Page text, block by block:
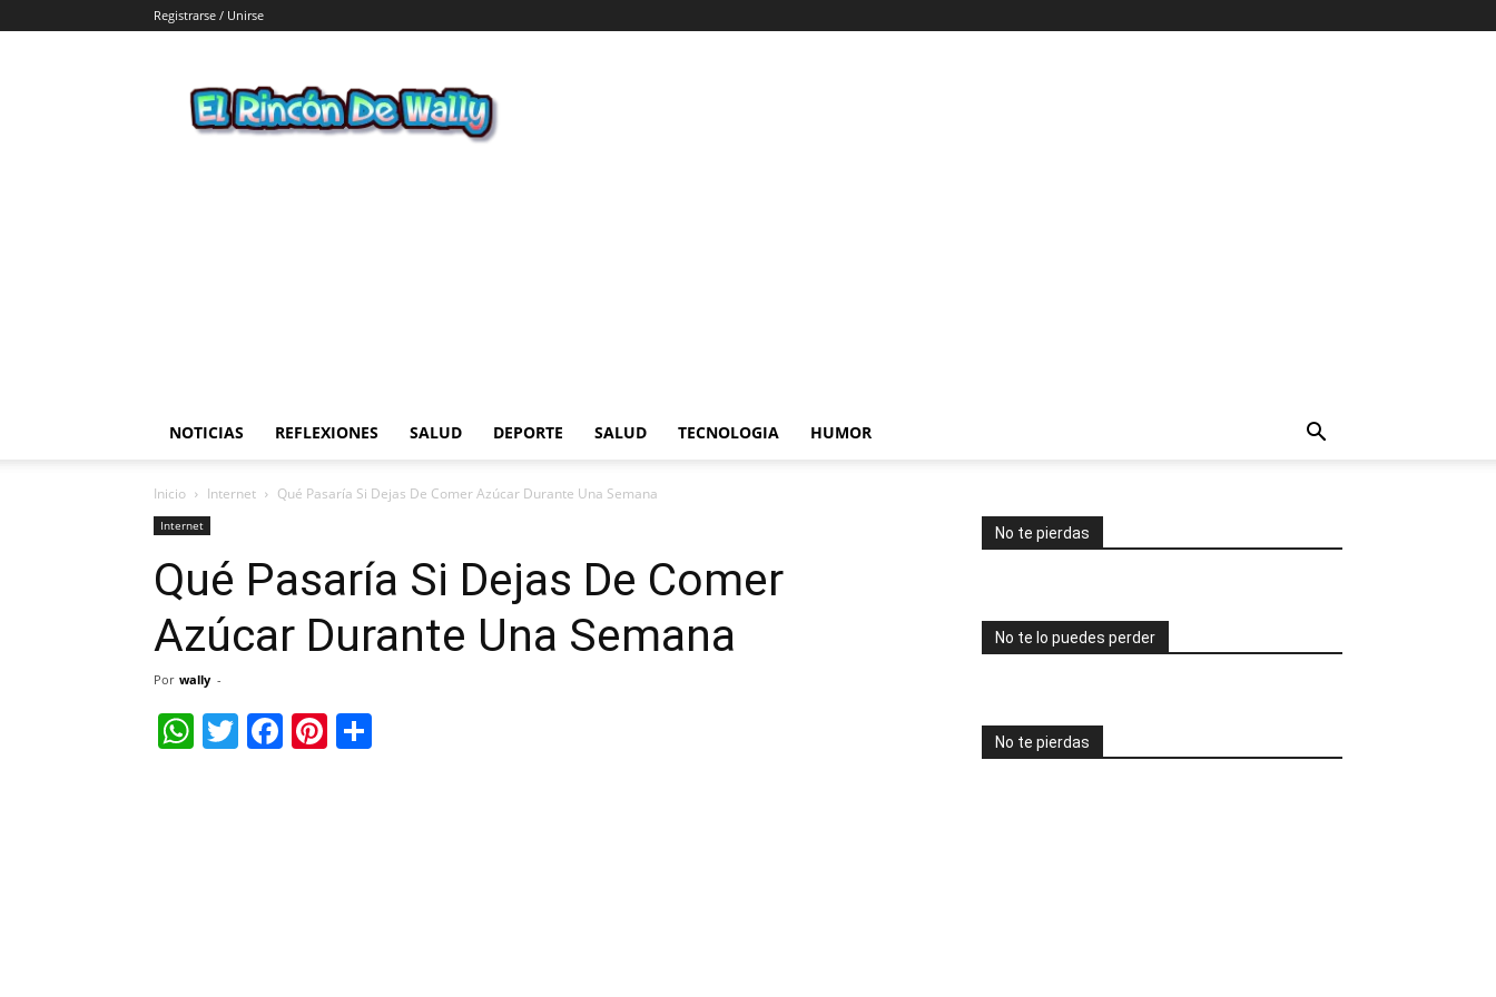
Registrarse / Unirse
Rincon
de
NOTICIAS REFLEXIONES SALUD DEPORTE SALUD TECNOLOGIA HUMOR
Inicio Internet Qué Pasaría Si Dejas De Comer Azúcar Durante Una Semana
Internet
Qué Pasaría Si Dejas De Comer
Azúcar Durante Una Semana
Por wally -
WhatsApp
Twitter
Facebook
Pinterest
No te pierdas
No te lo puedes perder
No te pierdas